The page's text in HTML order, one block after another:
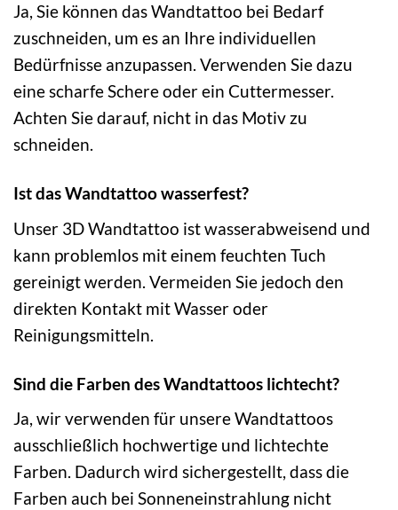
Ja, Sie können das Wandtattoo bei Bedarf
zuschneiden, um es an Ihre individuellen
Bedürfnisse anzupassen. Verwenden Sie dazu
eine scharfe Schere oder ein Cuttermesser.
Achten Sie darauf, nicht in das Motiv zu
schneiden.
Ist das Wandtattoo wasserfest?
Unser 3D Wandtattoo ist wasserabweisend und
kann problemlos mit einem feuchten Tuch
gereinigt werden. Vermeiden Sie jedoch den
direkten Kontakt mit Wasser oder
Reinigungsmitteln.
Sind die Farben des Wandtattoos lichtecht?
Ja, wir verwenden für unsere Wandtattoos
ausschließlich hochwertige und lichtechte
Farben. Dadurch wird sichergestellt, dass die
Farben auch bei Sonneneinstrahlung nicht